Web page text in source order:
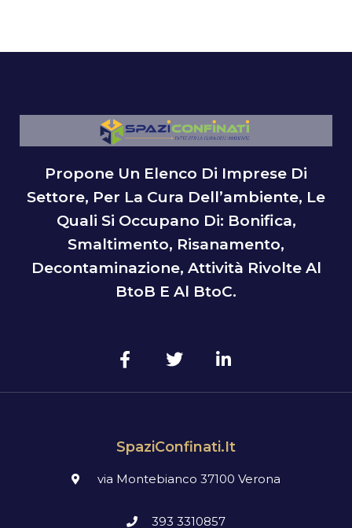
Propone Un Elenco Di Imprese Di
Settore, Per La Cura Dell’ambiente, Le
Quali Si Occupano Di: Bonifica,
Smaltimento, Risanamento,
Decontaminazione, Attività Rivolte Al
BtoB E Al BtoC.
SpaziConfinati.it
via Montebianco 37100 Verona
393 3310857